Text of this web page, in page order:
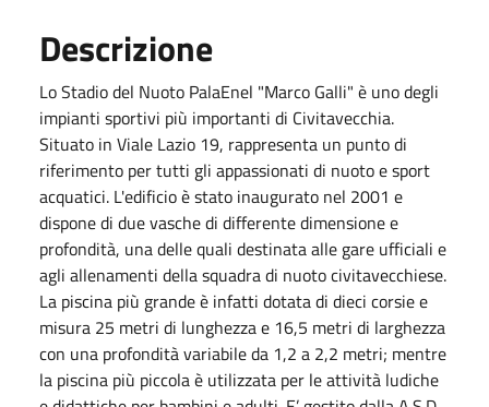
Descrizione
Lo Stadio del Nuoto PalaEnel "Marco Galli" è uno degli
impianti sportivi più importanti di Civitavecchia.
Situato in Viale Lazio 19, rappresenta un punto di
riferimento per tutti gli appassionati di nuoto e sport
acquatici. L'edificio è stato inaugurato nel 2001 e
dispone di due vasche di differente dimensione e
profondità, una delle quali destinata alle gare ufficiali e
agli allenamenti della squadra di nuoto civitavecchiese.
La piscina più grande è infatti dotata di dieci corsie e
misura 25 metri di lunghezza e 16,5 metri di larghezza
con una profondità variabile da 1,2 a 2,2 metri; mentre
la piscina più piccola è utilizzata per le attività ludiche